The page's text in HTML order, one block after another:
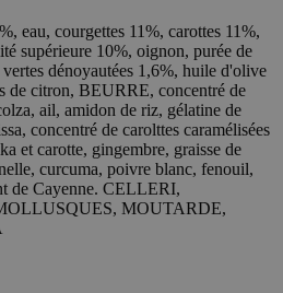
eau, courgettes 11%, carottes 11%,
supérieure 10%, oignon, purée de
dénoyautées 1,6%, huile d'olive
de citron, BEURRE, concentré de
ail, amidon de riz, gélatine de
concentré de carolttes caramélisées
et carotte, gingembre, graisse de
curcuma, poivre blanc, fenouil,
de Cayenne. CELLERI,
MOUTARDE,